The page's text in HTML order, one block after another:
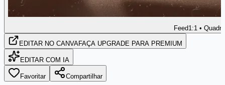
Feed1:1 •
EDITAR NO CANVAFAÇA UPGRADE PARA PREMIUM
EDITAR COM IA
Favoritar Compartilhar